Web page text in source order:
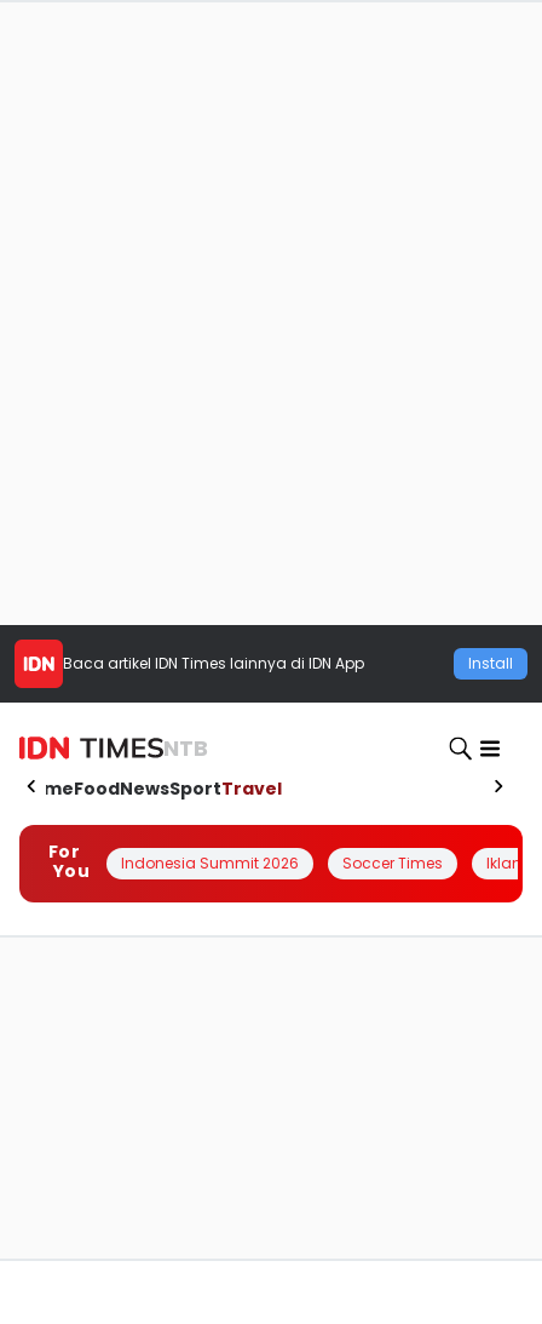
Baca artikel IDN Times lainnya di IDN App Install
NTB
HomeFoodNewsSportTravel
For
You
Indonesia Summit 2026 Soccer Times Iklanin